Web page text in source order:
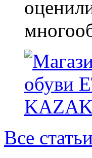
Все статьи